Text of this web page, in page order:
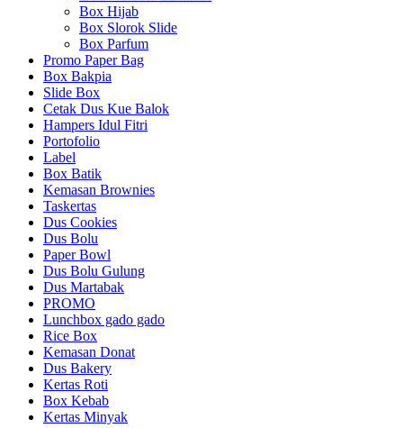
Box Hijab
Box Slorok Slide
Box Parfum
Promo Paper Bag
Box Bakpia
Slide Box
Cetak Dus Kue Balok
Hampers Idul Fitri
Portofolio
Label
Box Batik
Kemasan Brownies
Taskertas
Dus Cookies
Dus Bolu
Paper Bowl
Dus Bolu Gulung
Dus Martabak
PROMO
Lunchbox gado gado
Rice Box
Kemasan Donat
Dus Bakery
Kertas Roti
Box Kebab
Kertas Minyak